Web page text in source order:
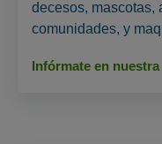
decesos, mascotas,
comunidades, y
Infórmate en